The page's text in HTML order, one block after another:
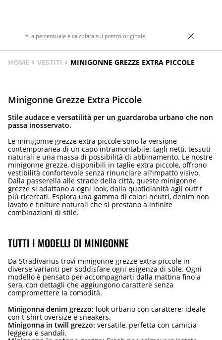
*La percentuale è calcolata sul prezzo originale.
HOME VESTITI MINIGONNE GREZZE EXTRA PICCOLE
Minigonne Grezze Extra Piccole
Stile audace e versatilità per un guardaroba urbano che non
passa inosservato.
Le minigonne grezze extra piccole sono la versione
contemporanea di un capo intramontabile: tagli netti, tessuti
naturali e una massa di possibilità di abbinamento. Le nostre
minigonne grezze, disponibili in taglie extra piccole, offrono
vestibilità confortevole senza rinunciare all’impatto visivo.
Dalla passerella alle strade della città, queste minigonne
grezze si adattano a ogni look, dalla quotidianità agli outfit
più ricercati. Esplora una gamma di colori neutri, denim non
lavato e finiture naturali che si prestano a infinite
combinazioni di stile.
TUTTI I MODELLI DI MINIGONNE
Da Stradivarius trovi minigonne grezze extra piccole in
diverse varianti per soddisfare ogni esigenza di stile. Ogni
modello è pensato per accompagnarti dalla mattina fino a
sera, con dettagli che aggiungono carattere senza
compromettere la comodità.
Minigonna denim grezzo: look urbano con carattere; ideale
con t-shirt oversize e sneakers.
Minigonna in twill grezzo: versatile, perfetta con camicia
leggera e sandali.